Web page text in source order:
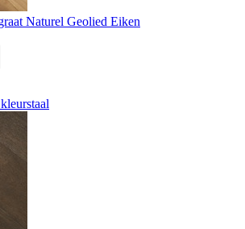
Naturel Geolied Eiken